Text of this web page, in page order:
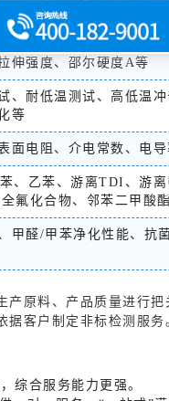
用期、闪点等
、T剥离强度、剪切强
伸强度、邵尔硬度A等
、耐低温测试、高低温
等
面电阻、介电常数、电导
、乙苯、游离TDI、游
氟化合物、邻苯二甲酸
甲醛/甲苯净化性能、抗
产原料、产品质量进行
客户制定非标检测服务
综合服务能力更强。